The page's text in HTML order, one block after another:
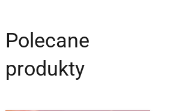
Polecane
produkty